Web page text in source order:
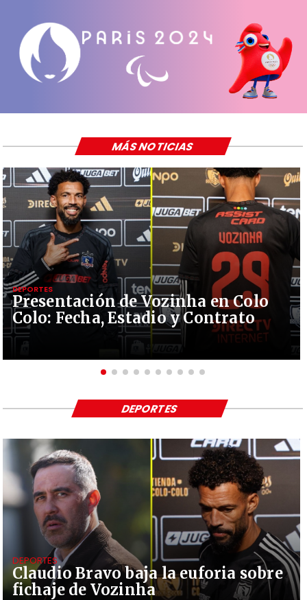
Presentación de Vozinha en Colo
Colo: Fecha, Estadio y Contrato
DEPORTES
MÁS NOTICIAS
Claudio Bravo baja la euforia sobre
fichaje de Vozinha
DEPORTES
DEPORTES